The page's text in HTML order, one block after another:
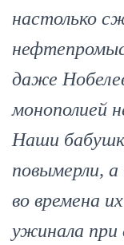
настолько
даже
монополией
Наши
повымерли,
во времена
ужинала при